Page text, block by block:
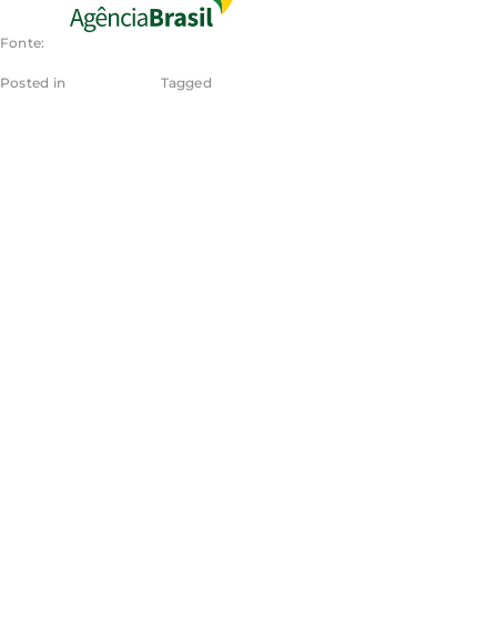
Fonte:
Posted in Tagged